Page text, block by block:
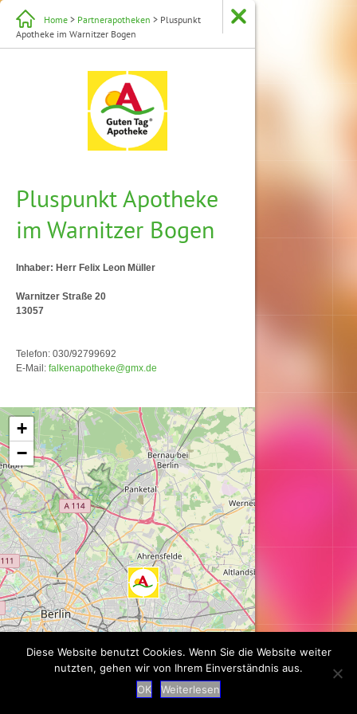
Home > Partnerapotheken > Pluspunkt
Apotheke im Warnitzer Bogen
Pluspunkt Apotheke
im Warnitzer Bogen
Inhaber: Herr Felix Leon Müller
Warnitzer Straße 20
13057
Telefon: 030/92799692
E-Mail: falkenapotheke@gmx.de
Karte wird geladen...
+
−
Diese Website benutzt Cookies. Wenn Sie die Website weiter
nutzten, gehen wir von Ihrem Einverständnis aus.
OK
Weiterlesen